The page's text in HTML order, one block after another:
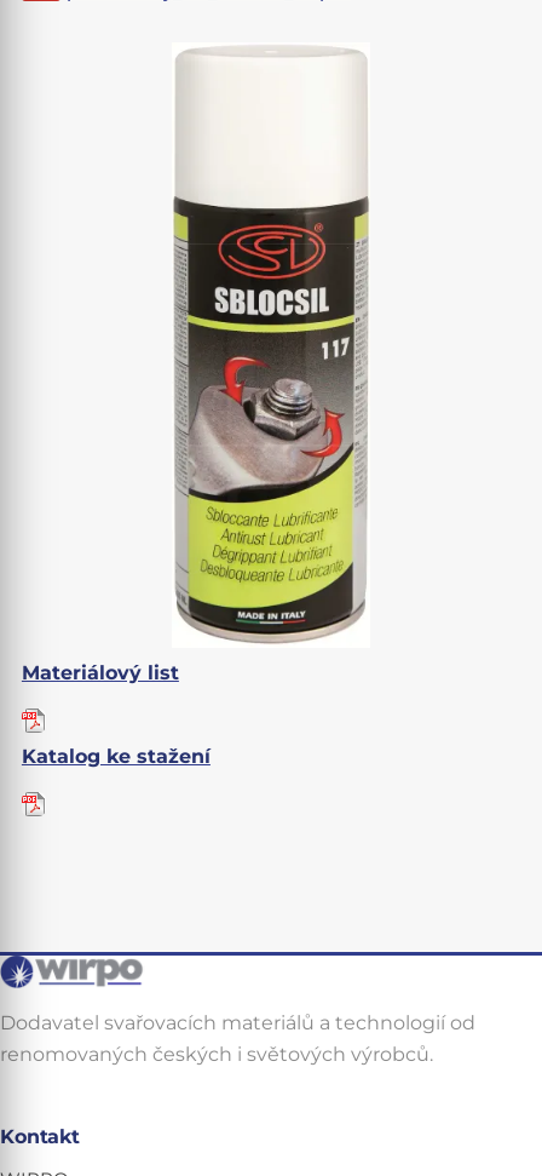
Materiálový list
Katalog ke stažení
Dodavatel svařovacích materiálů a technologií od
renomovaných českých i světových výrobců.
Kontakt